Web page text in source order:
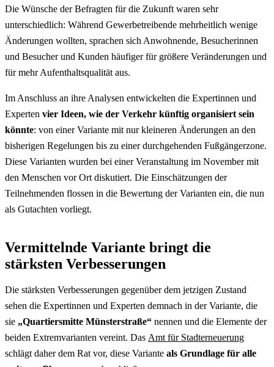
Die Wünsche der Befragten für die Zukunft waren sehr
unterschiedlich: Während Gewerbetreibende mehrheitlich wenige
Änderungen wollten, sprachen sich Anwohnende, Besucherinnen
und Besucher und Kunden häufiger für größere Veränderungen und
für mehr Aufenthaltsqualität aus.
Im Anschluss an ihre Analysen entwickelten die Expertinnen und
Experten vier Ideen, wie der Verkehr künftig organisiert sein
könnte: von einer Variante mit nur kleineren Änderungen an den
bisherigen Regelungen bis zu einer durchgehenden Fußgängerzone.
Diese Varianten wurden bei einer Veranstaltung im November mit
den Menschen vor Ort diskutiert. Die Einschätzungen der
Teilnehmenden flossen in die Bewertung der Varianten ein, die nun
als Gutachten vorliegt.
Vermittelnde Variante bringt die
stärksten Verbesserungen
Die stärksten Verbesserungen gegenüber dem jetzigen Zustand
sehen die Expertinnen und Experten demnach in der Variante, die
sie „Quartiersmitte Münsterstraße“ nennen und die Elemente der
beiden Extremvarianten vereint. Das Amt für Stadterneuerung
schlägt daher dem Rat vor, diese Variante als Grundlage für alle